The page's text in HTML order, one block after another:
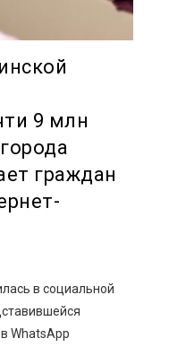
9 млн
граждан
в социальной
WhatsApp